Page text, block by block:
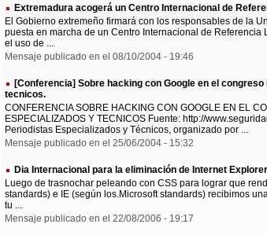
Extremadura acogerá un Centro Internacional de
El Gobierno extremeño firmará con los responsables de la
puesta en marcha de un Centro Internacional de
el uso de ...
Mensaje publicado en el 08/10/2004 - 19:46
[Conferencia] Sobre hacking con Google en el
tecnicos.
CONFERENCIA SOBRE HACKING CON GOOGLE EN EL
ESPECIALIZADOS Y TECNICOS Fuente: http://
Periodistas Especializados y Técnicos, organizado por ...
Mensaje publicado en el 25/06/2004 - 15:32
Dia Internacional para la eliminación de Internet Explorer
Luego de trasnochar peleando con CSS para lograr que
standards) e IE (según los.Microsoft standards) recibimos
tu ...
Mensaje publicado en el 22/08/2006 - 19:17